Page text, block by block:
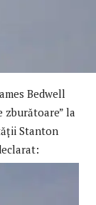
Bedwell
zburătoare” la
Stanton